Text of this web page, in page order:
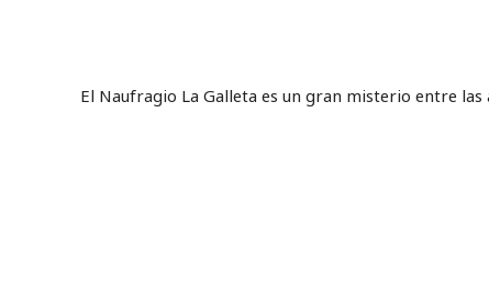
El Naufragio La Galleta es un gran misterio entre